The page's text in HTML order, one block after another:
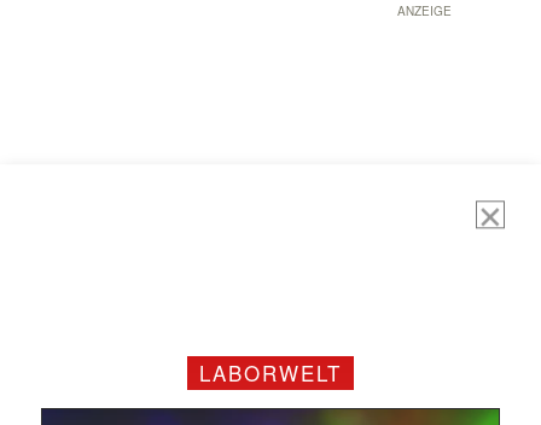
Mit dem |transkript-Newsletter
jede Woche aktuell informiert.
ANZEIGE
LABORWELT